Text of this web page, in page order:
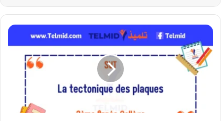
La
tectonique
des
plaques